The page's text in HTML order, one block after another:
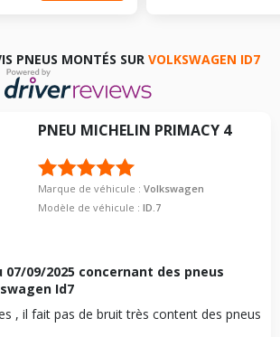
PNEUS MONTÉS SUR VOLKSWAGEN ID7
PNEU MICHELIN PRIMACY 4
Marque de véhicule : Volkswagen
Modèle de véhicule : ID.7
07/09/2025 concernant des pneus
Id7
, il fait pas de bruit très content des pneus